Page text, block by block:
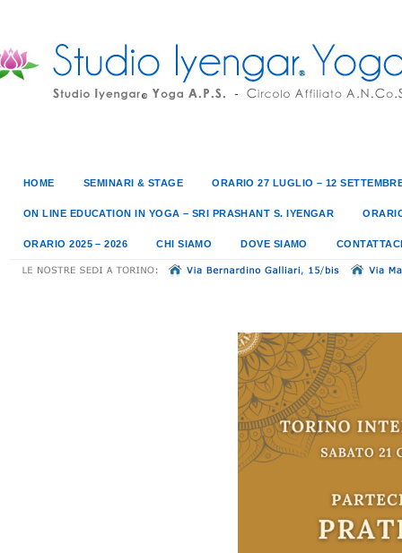
HOME SEMINARI & STAGE ORARIO 27 LUGLIO – 12
ON LINE EDUCATION IN YOGA – SRI PRASHANT S. IYENGAR
ORARIO 2025 – 2026 CHI SIAMO DOVE SIAMO